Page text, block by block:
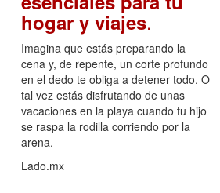
hogar y viajes.
Imagina que estás preparando la
cena y, de repente, un corte profundo
en el dedo te obliga a detener todo. O
tal vez estás disfrutando de unas
vacaciones en la playa cuando tu hijo
se raspa la rodilla corriendo por la
arena.
Lado.mx